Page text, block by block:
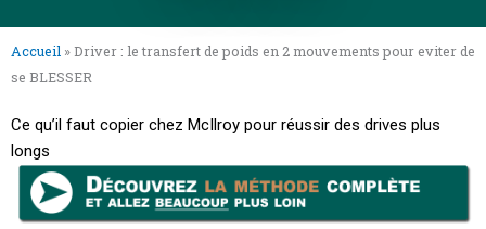
Accueil » Driver : le transfert de poids en 2 mouvements pour eviter de
se BLESSER
Ce qu’il faut copier chez McIlroy pour réussir des drives plus
longs